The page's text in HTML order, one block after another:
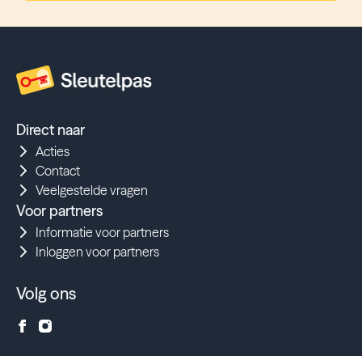
Direct naar
Acties
Contact
Veelgestelde vragen
Voor partners
Informatie voor partners
Inloggen voor partners
Volg ons